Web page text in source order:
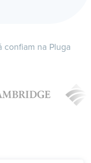
confiam na Pluga